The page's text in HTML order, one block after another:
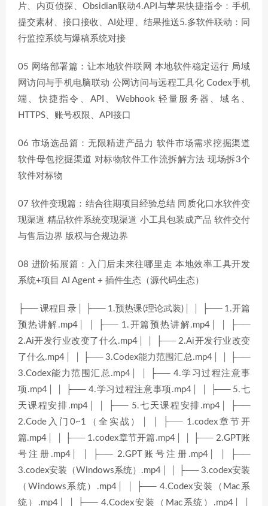
片、内页侦探、Obsidian联动4.API与苹果快捷指令：手机
提交素材、接口接收、AI处理、结果推送5.多软件联动：同
行监控系统与爆稿系统对接
05 网络部署篇：让本地软件联网 本地软件稳定运行 局域
网访问与手机电脑联动 公网访问与远程工具化 Codex手机
端、快捷指令、API、Webhook 轻量服务器、域名、
HTTPS、账号权限、API接口
06 市场选品篇：无限精进产品力 软件市场需求挖掘渠道
软件母包挖掘渠道 对标物软件工作流拆解方法 现场拆3个
软件对标物
07 软件变现篇：结合往期项目经验总结 同质化口水软件变
现渠道 精品软件系统变现渠道 小工具包装成产品 软件交付
与售后边界 版权与合规边界
08 进阶拓展篇：入门后未来往哪里走 本地效率工具开发
系统+项目 AI Agent + 插件生态（源代码生态）
├── 课程目录│ ├── 1.预热课(理论武装)│ │ ├── 1.开篇
预热讲解.mp4│ │ ├── 1.开篇预热讲解.mp4│ │ ├──
2.Ai开发行业改变了什么.mp4│ │ ├── 2.Ai开发行业改变
了什么.mp4│ │ ├── 3.Codex能力范围汇总.mp4│ │ ├──
3.Codex能力范围汇总.mp4│ │ ├── 4.学习过程注意事
项.mp4│ │ ├── 4.学习过程注意事项.mp4│ │ ├── 5.七
天课程安排.mp4│ │ ├── 5.七天课程安排.mp4│ ├──
2.Code入门0~1（全实战）│ │ ├── 1.codex章节开
篇.mp4│ │ ├── 1.codex章节开篇.mp4│ │ ├── 2.GPT账
号注册.mp4│ │ ├── 2.GPT账号注册.mp4│ │ ├──
3.codex安装（Windows系统）.mp4│ │ ├── 3.codex安装
（Windows系统）.mp4│ │ ├── 4.Codex安装（Mac系
统）.mp4│ │ ├── 4.Codex安装（Mac系统）.mp4│ │